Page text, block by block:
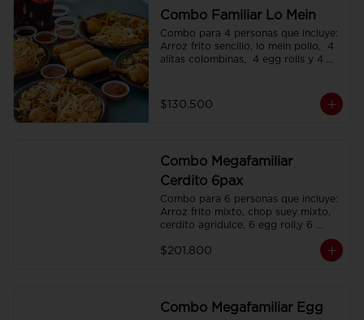
Combo Familiar Lo Mein
Combo para 4 personas que incluye:
Arroz frito sencillo, lo mein pollo,  4
alitas colombinas,  4 egg rolls y 4
$130.500
Combo Megafamiliar
Cerdito 6pax
Combo para 6 personas que incluye:
Arroz frito mixto, chop suey mixto,
cerdito agridulce, 6 egg roll,y 6
individuales.
$201.800
Combo Megafamiliar Egg